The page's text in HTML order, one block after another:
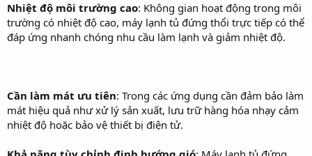
Nhiệt độ môi trường cao: Không gian hoạt động trong môi
trường có nhiệt độ cao, máy lạnh tủ đứng thổi trực tiếp có thể
đáp ứng nhanh chóng nhu cầu làm lạnh và giảm nhiệt độ.
Cần làm mát ưu tiên: Trong các ứng dụng cần đảm bảo làm
mát hiệu quả như xử lý sản xuất, lưu trữ hàng hóa nhạy cảm
nhiệt độ hoặc bảo vệ thiết bị điện tử.